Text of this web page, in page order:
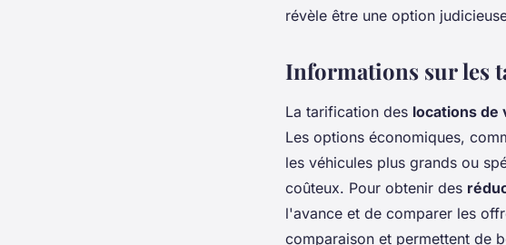
révèle être une option
Informations sur les
La tarification des locations de
Les options économiques,
les véhicules plus grands ou
coûteux. Pour obtenir des
l'avance et de comparer les
comparaison et permettent de